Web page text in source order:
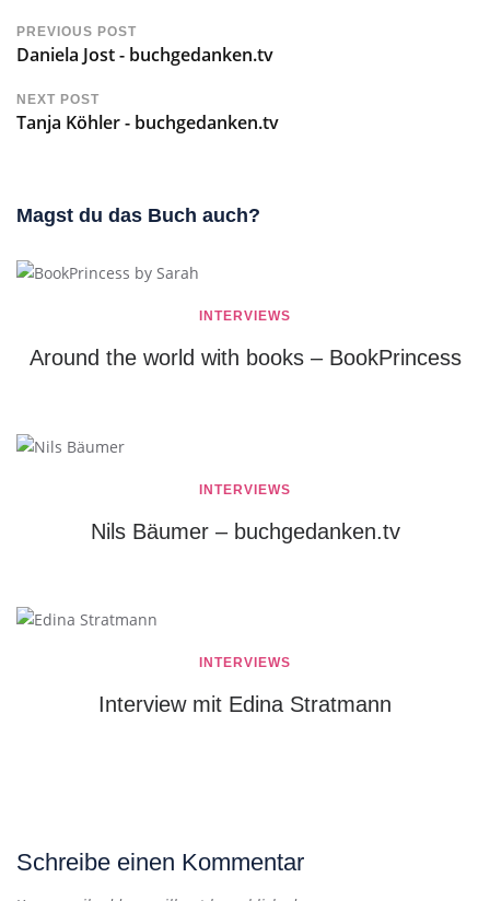
PREVIOUS POST
Daniela Jost - buchgedanken.tv
NEXT POST
Tanja Köhler - buchgedanken.tv
Magst du das Buch auch?
INTERVIEWS
Around the world with books – BookPrincess
INTERVIEWS
Nils Bäumer – buchgedanken.tv
INTERVIEWS
Interview mit Edina Stratmann
Schreibe einen Kommentar